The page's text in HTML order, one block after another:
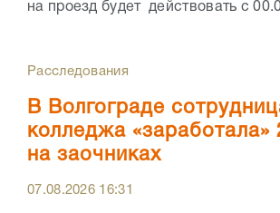
на проезд будет действовать с
Расследования
В Волгограде
колледжа «заработала»
на заочниках
07.08.2026 16:31